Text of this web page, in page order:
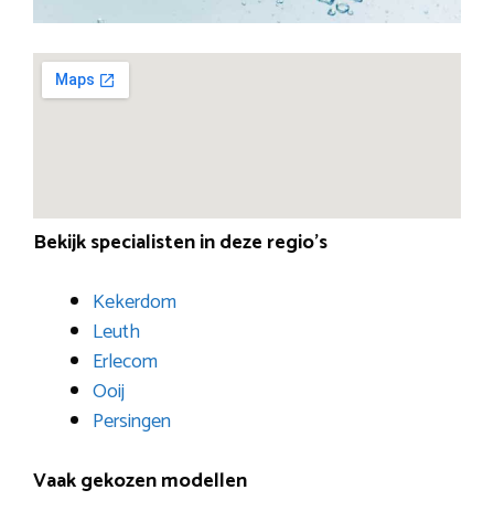
Bekijk specialisten in deze regio’s
Kekerdom
Leuth
Erlecom
Ooij
Persingen
Vaak gekozen modellen